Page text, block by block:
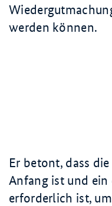
werden können.
Er betont, dass
Anfang ist und ein
erforderlich ist,